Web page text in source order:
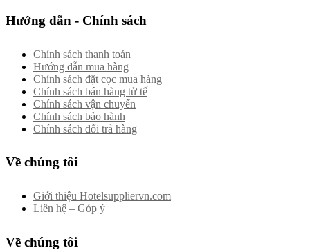
Hướng dẫn - Chính sách
Chính sách thanh toán
Hướng dẫn mua hàng
Chính sách đặt cọc mua hàng
Chính sách bán hàng tử tế
Chính sách vận chuyển
Chính sách bảo hành
Chính sách đổi trả hàng
Về chúng tôi
Giới thiệu Hotelsuppliervn.com
Liên hệ – Góp ý
Về chúng tôi